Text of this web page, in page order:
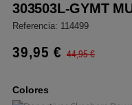
303503L-GYMT
Referencia: 114499
39,95 € 44,95 €
Colores